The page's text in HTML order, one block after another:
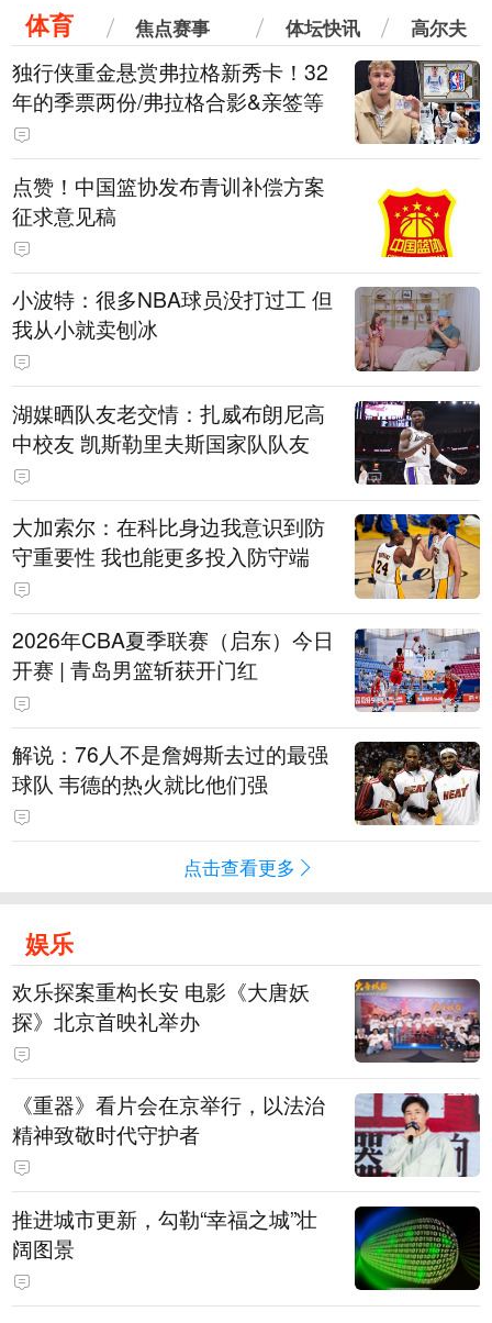
体育 焦点赛事 体坛快讯 高尔夫
独行侠重金悬赏弗拉格新秀卡！32
年的季票两份/弗拉格合影&亲签等
点赞！中国篮协发布青训补偿方案
征求意见稿
小波特：很多NBA球员没打过工 但
我从小就卖刨冰
湖媒晒队友老交情：扎威布朗尼高
中校友 凯斯勒里夫斯国家队队友
大加索尔：在科比身边我意识到防
守重要性 我也能更多投入防守端
2026年CBA夏季联赛（启东）今日
开赛 | 青岛男篮斩获开门红
解说：76人不是詹姆斯去过的最强
球队 韦德的热火就比他们强
点击查看更多
娱乐
欢乐探案重构长安 电影《大唐妖
探》北京首映礼举办
《重器》看片会在京举行，以法治
精神致敬时代守护者
推进城市更新，勾勒“幸福之城”壮
阔图景